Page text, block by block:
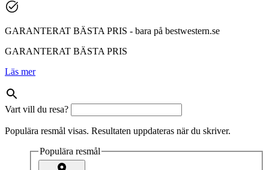
GARANTERAT BÄSTA PRIS - bara på bestwestern.se
GARANTERAT BÄSTA PRIS
Läs mer
Vart vill du resa?
Populära resmål visas. Resultaten uppdateras när du skriver.
Populära resmål